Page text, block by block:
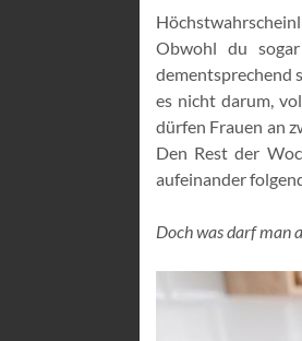
Obwohl du
dementsprechend
es nicht darum,
dürfen Frauen an
Den Rest der
aufeinander
Doch was darf man